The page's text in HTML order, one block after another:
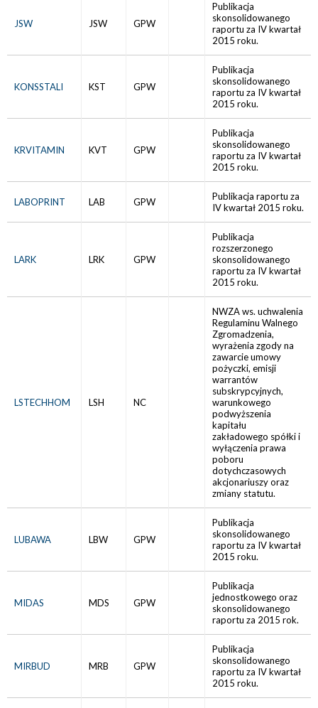
JSW JSW GPW
Publikacja
skonsolidowanego
raportu za IV kwartał
2015 roku.
KONSSTALI KST GPW
Publikacja
skonsolidowanego
raportu za IV kwartał
2015 roku.
KRVITAMIN KVT GPW
Publikacja
skonsolidowanego
raportu za IV kwartał
2015 roku.
LABOPRINT LAB GPW
Publikacja raportu za
IV kwartał 2015 roku.
LARK LRK GPW
Publikacja
rozszerzonego
skonsolidowanego
raportu za IV kwartał
2015 roku.
LSTECHHOM LSH NC
NWZA ws. uchwalenia
Regulaminu Walnego
Zgromadzenia,
wyrażenia zgody na
zawarcie umowy
pożyczki, emisji
warrantów
subskrypcyjnych,
warunkowego
podwyższenia
kapitału
zakładowego spółki i
wyłączenia prawa
poboru
dotychczasowych
akcjonariuszy oraz
zmiany statutu.
LUBAWA LBW GPW
Publikacja
skonsolidowanego
raportu za IV kwartał
2015 roku.
MIDAS MDS GPW
Publikacja
jednostkowego oraz
skonsolidowanego
raportu za 2015 rok.
MIRBUD MRB GPW
Publikacja
skonsolidowanego
raportu za IV kwartał
2015 roku.